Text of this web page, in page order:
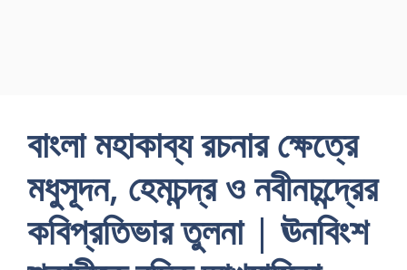
বাংলা মহাকাব্য রচনার ক্ষেত্রে
মধুসূদন, হেমচন্দ্র ও নবীনচন্দ্রের
কবিপ্রতিভার তুলনা | ঊনবিংশ